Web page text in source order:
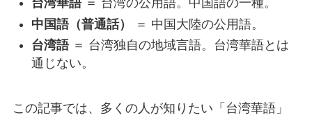
台湾華語＝ 台湾の公用語。中国語の一種。
中国語（普通話）
＝ 中国大陸の公用語。
台湾語＝ 台湾独自の地域言語。台湾華語とは
通じない。
この記事では、多くの人が知りたい「台湾華語」